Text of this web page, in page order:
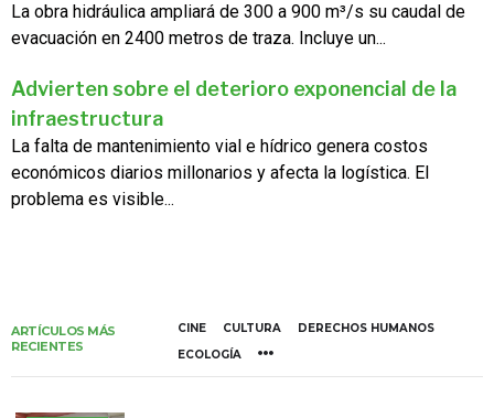
La obra hidráulica ampliará de 300 a 900 m³/s su caudal de
evacuación en 2400 metros de traza. Incluye un...
Advierten sobre el deterioro exponencial de la
infraestructura
La falta de mantenimiento vial e hídrico genera costos
económicos diarios millonarios y afecta la logística. El
problema es visible...
ARTÍCULOS MÁS
RECIENTES
CINE CULTURA
DERECHOS HUMANOS
ECOLOGÍA